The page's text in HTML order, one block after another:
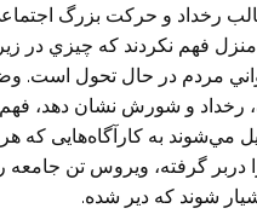
رخداد و حركت بزرگ
منزل فهم نكردند كه چيزي در
مردم در حال تحول است.
و شورش نشان دهد، فهم
مي‌شوند به كارآگاه‌هايی كه
گرفته، ويروس تن جامعه
شوند كه دير شده.